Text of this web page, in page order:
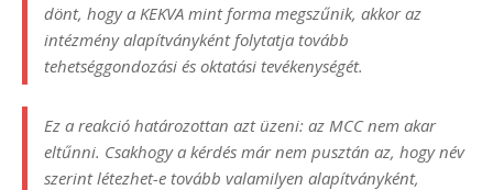
dönt, hogy a KEKVA mint forma megszűnik, akkor az
intézmény alapítványként folytatja tovább
tehetséggondozási és oktatási tevékenységét.
Ez a reakció határozottan azt üzeni: az MCC nem akar
eltűnni. Csakhogy a kérdés már nem pusztán az, hogy név
szerint létezhet-e tovább valamilyen alapítványként,